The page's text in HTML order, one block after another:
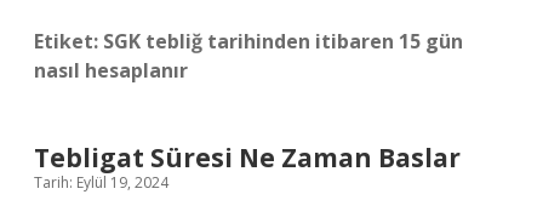
Etiket: SGK tebliğ tarihinden itibaren 15 gün
nasıl hesaplanır
Tebligat Süresi Ne Zaman Baslar
Tarih: Eylül 19, 2024